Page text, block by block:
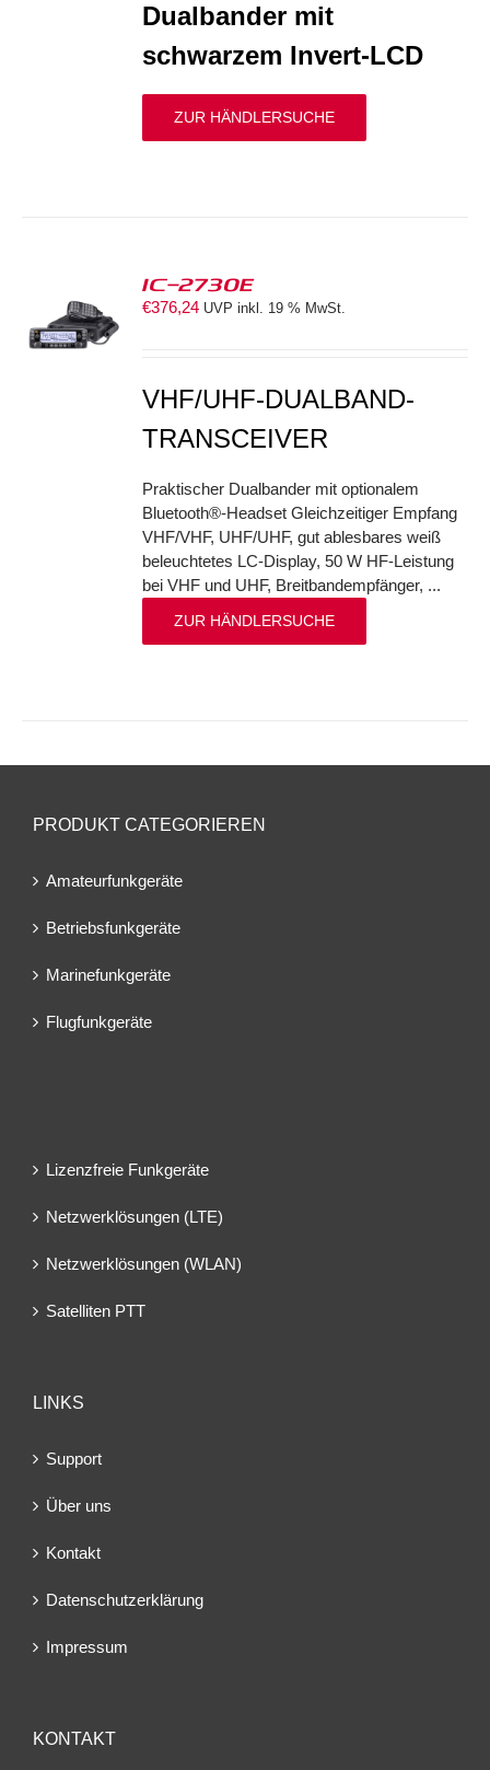
Dualbander mit
schwarzem Invert-LCD
ZUR HÄNDLERSUCHE
IC-2730E
€376,24 UVP inkl. 19 % MwSt.
VHF/UHF-DUALBAND-
TRANSCEIVER
Praktischer Dualbander mit optionalem
Bluetooth®-Headset Gleichzeitiger Empfang
VHF/VHF, UHF/UHF, gut ablesbares weiß
beleuchtetes LC-Display, 50 W HF-Leistung
bei VHF und UHF, Breitbandempfänger, ...
ZUR HÄNDLERSUCHE
PRODUKT CATEGORIEREN
Amateurfunkgeräte
Betriebsfunkgeräte
Marinefunkgeräte
Flugfunkgeräte
Lizenzfreie Funkgeräte
Netzwerklösungen (LTE)
Netzwerklösungen (WLAN)
Satelliten PTT
LINKS
Support
Über uns
Kontakt
Datenschutzerklärung
Impressum
KONTAKT